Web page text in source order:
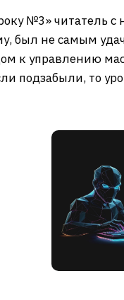
№3» читатель с
был не самым
к управлению
подзабыли, то